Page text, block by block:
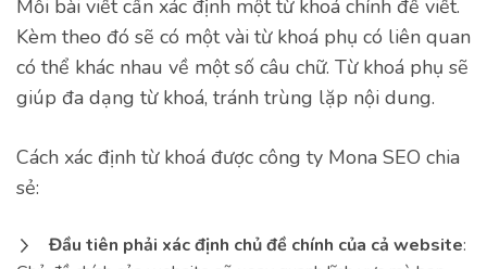
Mỗi bài viết cần xác định một từ khoá chính để viết.
Kèm theo đó sẽ có một vài từ khoá phụ có liên quan
có thể khác nhau về một số câu chữ. Từ khoá phụ sẽ
giúp đa dạng từ khoá, tránh trùng lặp nội dung.
Cách xác định từ khoá được công ty Mona SEO chia
sẻ:
Đầu tiên phải xác định chủ đề chính của cả website: